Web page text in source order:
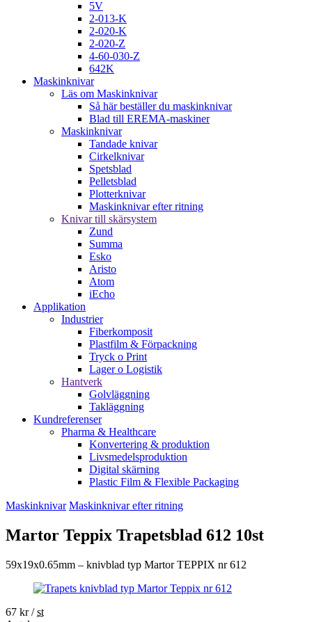
5V
2-013-K
2-020-K
2-020-Z
4-60-030-Z
642K
Maskinknivar
Läs om Maskinknivar
Så här beställer du maskinknivar
Blad till EREMA-maskiner
Maskinknivar
Tandade knivar
Cirkelknivar
Spetsblad
Pelletsblad
Plotterknivar
Maskinknivar efter ritning
Knivar till skärsystem
Zund
Summa
Esko
Aristo
Atom
iEcho
Applikation
Industrier
Fiberkomposit
Plastfilm & Förpackning
Tryck o Print
Lager o Logistik
Hantverk
Golvläggning
Takläggning
Kundreferenser
Pharma & Healthcare
Konvertering & produktion
Livsmedelsproduktion
Digital skärning
Plastic Film & Flexible Packaging
Maskinknivar Maskinknivar efter ritning
Martor Teppix Trapetsblad 612 10st
59x19x0.65mm – knivblad typ Martor TEPPIX nr 612
67 kr /st